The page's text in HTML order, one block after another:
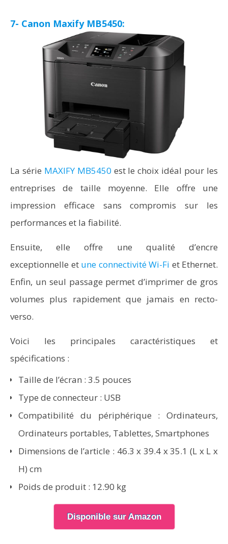
7- Canon Maxify MB5450:
La série MAXIFY MB5450 est le choix idéal pour les
entreprises de taille moyenne. Elle offre une
impression efficace sans compromis sur les
performances et la fiabilité.
Ensuite, elle offre une qualité d’encre
exceptionnelle et une connectivité Wi-Fi et Ethernet.
Enfin, un seul passage permet d’imprimer de gros
volumes plus rapidement que jamais en recto-
verso.
Voici les principales caractéristiques et
spécifications :
Taille de l’écran : 3.5 pouces
Type de connecteur : USB
Compatibilité du périphérique : Ordinateurs,
Ordinateurs portables, Tablettes, Smartphones
Dimensions de l’article : 46.3 x 39.4 x 35.1 (L x L x
H) cm
Poids de produit : 12.90 kg
Disponible sur Amazon